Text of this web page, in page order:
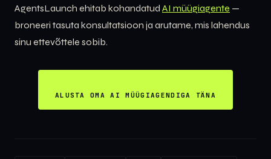
AgentsLaunch ehitab kohandatud AI müügiagente —
broneeri tasuta konsultatsioon ja arutame, mis lahendus
sinu ettevõttele sobib.
ALUSTA OMA AI MÜÜGIAGENDIGA TÄNA